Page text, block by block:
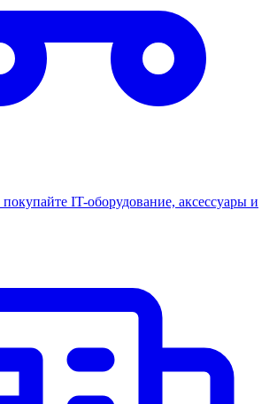
IT-оборудование, аксессуары и